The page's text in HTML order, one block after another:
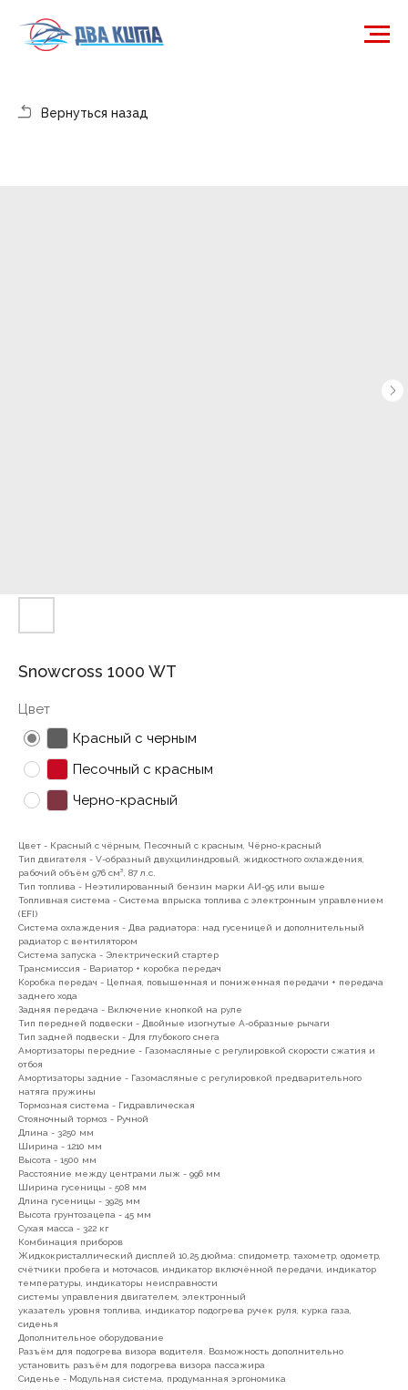
Snowcross 1000 WT
Цвет
Красный с черным
Песочный с красным
Черно-красный
Цвет - Красный с чёрным, Песочный с красным, Чёрно-красный
Тип двигателя - V-образный двухцилиндровый, жидкостного охлаждения,
рабочий объём 976 см³, 87 л.с.
Тип топлива - Неэтилированный бензин марки АИ-95 или выше
Топливная система - Система впрыска топлива с электронным управлением
(EFI)
Система охлаждения - Два радиатора: над гусеницей и дополнительный
радиатор с вентилятором
Система запуска - Электрический стартер
Трансмиссия - Вариатор + коробка передач
Коробка передач - Цепная, повышенная и пониженная передачи + передача
заднего хода
Задняя передача - Включение кнопкой на руле
Тип передней подвески - Двойные изогнутые А-образные рычаги
Тип задней подвески - Для глубокого снега
Амортизаторы передние - Газомасляные с регулировкой скорости сжатия и
отбоя
Амортизаторы задние - Газомасляные с регулировкой предварительного
натяга пружины
Тормозная система - Гидравлическая
Стояночный тормоз - Ручной
Длина - 3250 мм
Ширина - 1210 мм
Высота - 1500 мм
Расстояние между центрами лыж - 996 мм
Ширина гусеницы - 508 мм
Длина гусеницы - 3925 мм
Высота грунтозацепа - 45 мм
Сухая масса - 322 кг
Комбинация приборов
Жидкокристаллический дисплей 10,25 дюйма: спидометр, тахометр, одометр,
счётчики пробега и моточасов, индикатор включённой передачи, индикатор
температуры, индикаторы неисправности
системы управления двигателем, электронный
указатель уровня топлива, индикатор подогрева ручек руля, курка газа,
сиденья
Дополнительное оборудование
Разъём для подогрева визора водителя. Возможность дополнительно
установить разъём для подогрева визора пассажира
Сиденье - Модульная система, продуманная эргономика
7(8512)20-10-17
Адрес:
Адмирала Нахимова 80 "в"